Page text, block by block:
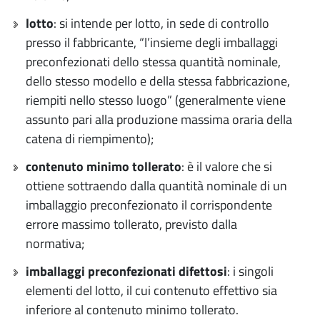
lotto: si intende per lotto, in sede di controllo
presso il fabbricante, “l’insieme degli imballaggi
preconfezionati dello stessa quantità nominale,
dello stesso modello e della stessa fabbricazione,
riempiti nello stesso luogo” (generalmente viene
assunto pari alla produzione massima oraria della
catena di riempimento);
contenuto minimo tollerato: è il valore che si
ottiene sottraendo dalla quantità nominale di un
imballaggio preconfezionato il corrispondente
errore massimo tollerato, previsto dalla
normativa;
imballaggi preconfezionati difettosi: i singoli
elementi del lotto, il cui contenuto effettivo sia
inferiore al contenuto minimo tollerato.